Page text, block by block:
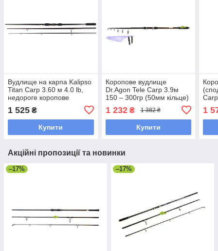
Вудлище на карпа Kalipso
Titan Carp 3.60 м 4.0 lb,
недороге коропове
1 525 ₴
Купити
Коропове вудлище
Dr.Agon Tele Carp 3.9м
150 – 300гр (50мм кільце)
1 232₴ 1 382 ₴
Купити
1
Акційні пропозиції та новинки
–17% –17%